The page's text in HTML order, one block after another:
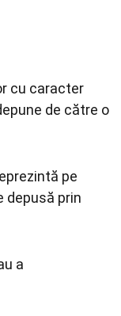
cu caracter
de către o
pe
depusă prin
a